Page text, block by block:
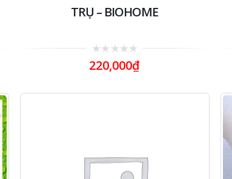
TRỤ – BIOHOME
0
out
220,000₫